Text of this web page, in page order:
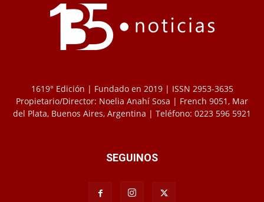
1619° Edición | Fundado en 2019 | ISSN 2953-3635
Propietario/Director: Noelia Anahí Sosa | French 9051, Mar
del Plata, Buenos Aires, Argentina | Teléfono: 0223 596 5921
SEGUINOS